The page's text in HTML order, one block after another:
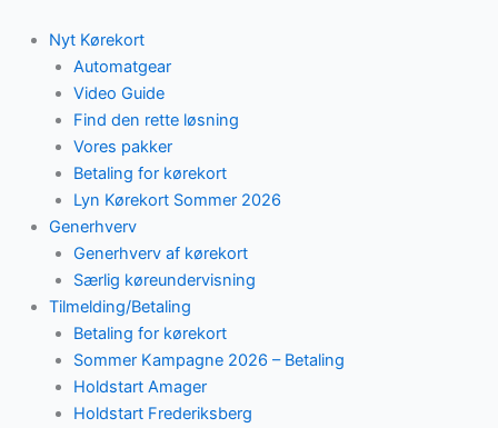
content
Nyt Kørekort
Automatgear
Video Guide
Find den rette løsning
Vores pakker
Betaling for kørekort
Lyn Kørekort Sommer 2026
Generhverv
Generhverv af kørekort
Særlig køreundervisning
Tilmelding/Betaling
Betaling for kørekort
Sommer Kampagne 2026 – Betaling
Holdstart Amager
Holdstart Frederiksberg